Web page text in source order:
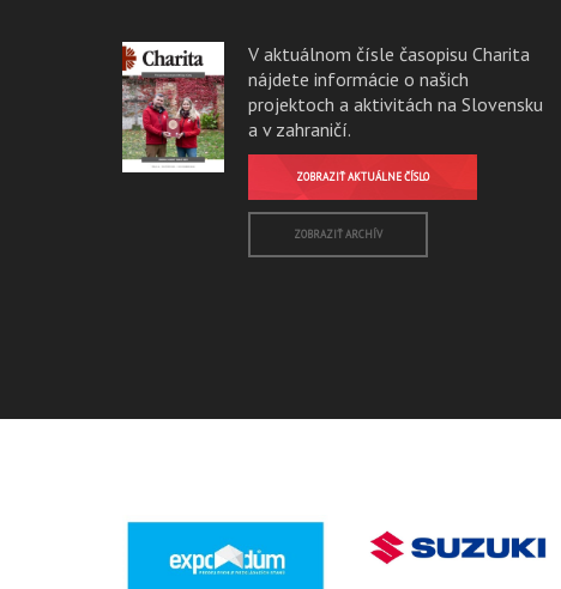
V aktuálnom čísle časopisu Charita
nájdete informácie o našich
projektoch a aktivitách na Slovensku
a v zahraničí.
ZOBRAZIŤ AKTUÁLNE ČÍSLO
ZOBRAZIŤ ARCHÍV